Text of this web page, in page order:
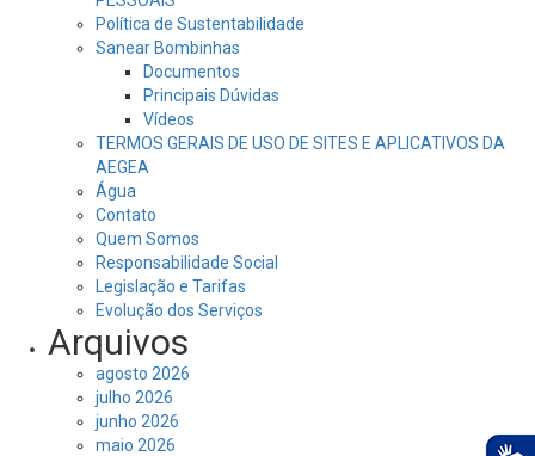
Política de Sustentabilidade
Sanear Bombinhas
Documentos
Principais Dúvidas
Vídeos
TERMOS GERAIS DE USO DE SITES E APLICATIVOS DA
AEGEA
Água
Contato
Quem Somos
Responsabilidade Social
Legislação e Tarifas
Evolução dos Serviços
Arquivos
agosto 2026
julho 2026
junho 2026
maio 2026